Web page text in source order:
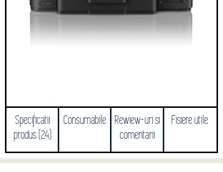
Specificatii
produs (24)
Consumabile
Rewiew-uri si
comentarii
Fisiere utile